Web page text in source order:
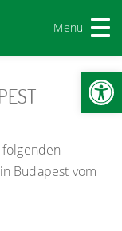
Menu
Budapest vom